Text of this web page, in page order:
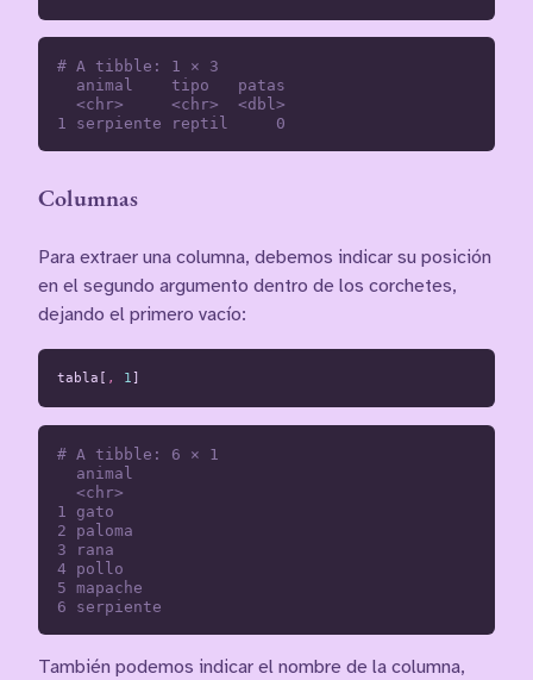
# A tibble: 1 × 3
  animal    tipo   patas
  <chr>     <chr>  <dbl>
Columnas
Para extraer una columna, debemos indicar su posición
en el segundo argumento dentro de los corchetes,
dejando el primero vacío:
tabla[ , 1]
# A tibble: 6 × 1
  animal
  <chr>
1 gato
2 paloma
3 rana
4 pollo
5 mapache
También podemos indicar el nombre de la columna,